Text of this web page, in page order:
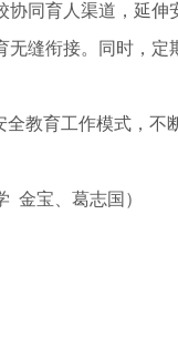
协同育人渠道，延
无缝衔接。同时，
全教育工作模式，
金宝、葛志国）